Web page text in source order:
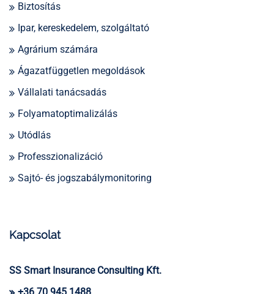
Biztosítás
Ipar, kereskedelem, szolgáltató
Agrárium számára
Ágazatfüggetlen megoldások
Vállalati tanácsadás
Folyamatoptimalizálás
Utódlás
Professzionalizáció
Sajtó- és jogszabálymonitoring
Kapcsolat
SS Smart Insurance Consulting Kft.